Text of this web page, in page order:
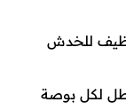
للخدش
150 درجة مئوية و1430 رطل لكل بوصة